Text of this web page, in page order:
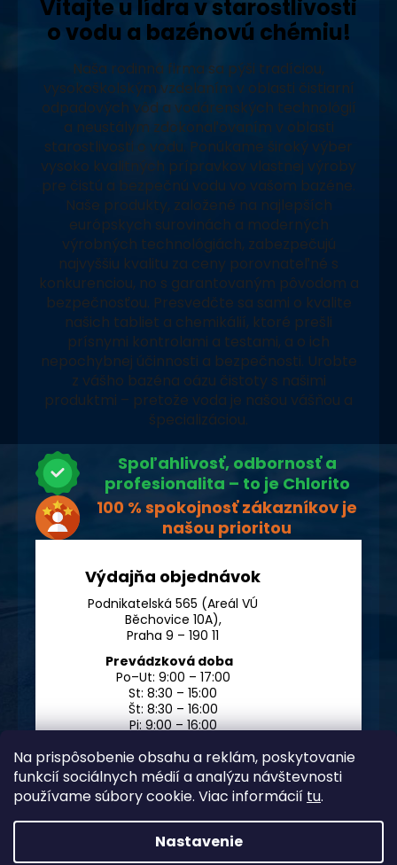
Na prispôsobenie obsahu a reklám, poskytovanie
funkcií sociálnych médií a analýzu návštevnosti
používame súbory cookie. Viac informácií tu.
Nastavenie
Vitajte u lídra v starostlivosti
o vodu a bazénovú chémiu!
Naša rodinná firma sa pýši tradíciou,
vysokoškolským vzdelaním v oblasti čistiarní
odpadových vôd a vodárenských technológií
a neustálym zdokonaľovaním v oblasti
starostlivosti o vodu. Ponúkame široký výber
vysoko kvalitných prípravkov vlastnej výroby
pre čistú a bezpečnú vodu vo vašom bazéne.
Naše produkty, založené na najlepších
európskych surovinách a moderných
výrobných technológiách, zabezpečujú
najvyššiu kvalitu za ceny porovnateľné s
konkurenciou, no s garantovaným pôvodom a
bezpečnosťou. Presvedčte sa sami o kvalite
našich tabliet a chemikálií, ktoré prešli
prísnymi kontrolami a testami, a o ich
nepochybnej účinnosti a bezpečnosti. Urobte
z vášho bazéna oázu čistoty s našimi
produktmi – pretože voda je našou vášňou a
špecializáciou.
Spoľahlivosť, odbornosť a
profesionalita – to je Chlorito
100 % spokojnosť zákazníkov je
našou prioritou
Výdajňa objednávok
Podnikatelská 565 (Areál VÚ
Běchovice 10A),
Praha 9 – 190 11
Prevádzková doba
Po–Ut: 9:00 – 17:00
St: 8:30 – 15:00
Št: 8:30 – 16:00
Pi: 9:00 – 16:00